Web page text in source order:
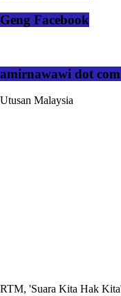
Geng Facebook
amirnawawi dot
Utusan Malaysia
RTM, 'Suara Kita Hak